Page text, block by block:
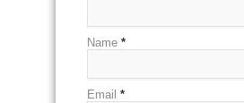
Name *
Email *